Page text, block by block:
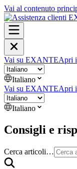
Vai al contenuto
Vai su EXANTEApri
Italiano
Vai su EXANTEApri
Italiano
Consigli e
Cerca articoli…